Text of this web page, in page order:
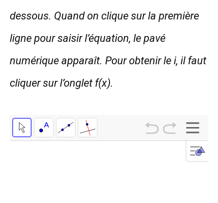
dessous. Quand on clique sur la première
ligne pour saisir l’équation, le pavé
numérique apparaît. Pour obtenir le i, il faut
cliquer sur l’onglet f(x).